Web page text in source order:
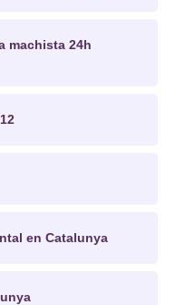
machista 24h
en Catalunya